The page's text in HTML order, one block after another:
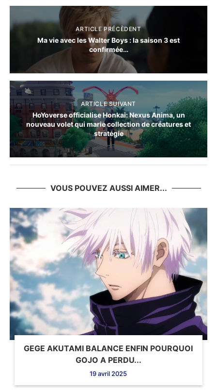
ARTICLE PRÉCÈDENT
Ma vie avec les Walter Boys : la saison 3 est
confirmée…
ARTICLE SUIVANT
HoYoverse officialise Honkai: Nexus Anima, un
nouveau volet qui marie collection de créatures et
stratégie
VOUS POUVEZ AUSSI AIMER...
GEGE AKUTAMI BALANCE ENFIN POURQUOI
GOJO A PERDU...
19 avril 2025